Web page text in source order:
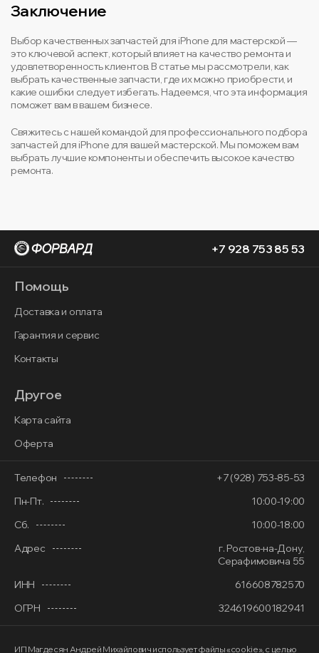
Заключение
Выбор качественных запчастей для iPhone для мастерской —
это ключевой аспект, который влияет на качество ремонта и
удовлетворенность клиентов. В статье мы рассмотрели, как
выбрать качественные запчасти, где их можно приобрести, и
какие ошибки следует избегать. Надеемся, что эта информация
поможет вам в вашем бизнесе.
Свяжитесь с нашей командой для профессионального подбора
запчастей для iPhone для вашей мастерской. Мы поможем вам
выбрать лучшие компоненты и обеспечить высокое качество
ремонта.
+7 928 753 85 53
Помощь
Доставка и оплата
Гарантия и сервис
Контакты
Другое
Карта сайта
Оферта
Телефон
+7 (928) 753-85-53
Пн-Пт.
10:00-19:00
Сб.
10:00-18:00
Адрес
г. Ростов-на-Дону,
Серафимовича 55
ИНН
616608782570
ОГРН
324619600182941
ИП Магдесян Андрей Михайлович использует файлы «cookie», с целью